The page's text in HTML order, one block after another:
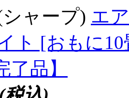
シャープ) エ
ト [おもに
了品】